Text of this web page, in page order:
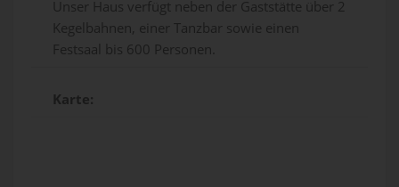
Unser Haus verfügt neben der Gaststätte über 2
Kegelbahnen, einer Tanzbar sowie einen
Festsaal bis 600 Personen.
Karte: